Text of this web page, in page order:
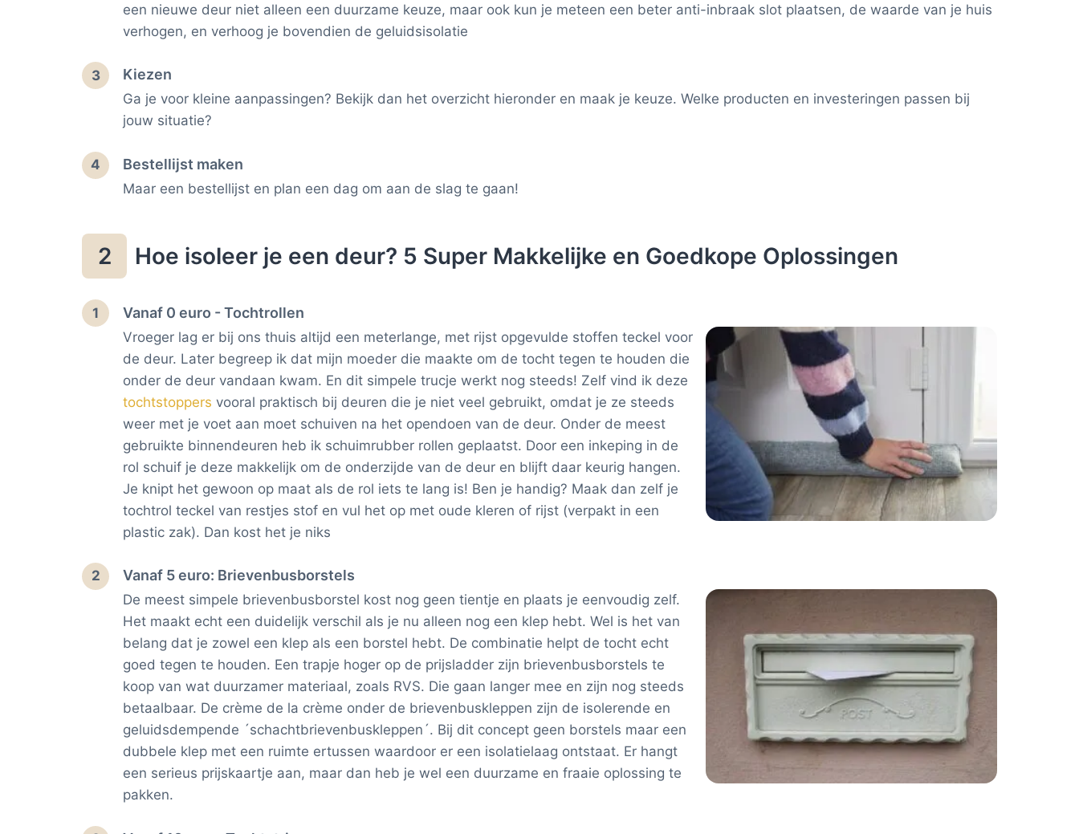
een nieuwe deur niet alleen een duurzame keuze, maar ook kun je meteen een beter anti-inbraak slot plaatsen, de waarde van je huis
verhogen, en verhoog je bovendien de geluidsisolatie
3 Kiezen
Ga je voor kleine aanpassingen? Bekijk dan het overzicht hieronder en maak je keuze. Welke producten en investeringen passen bij
jouw situatie?
4 Bestellijst maken
Maar een bestellijst en plan een dag om aan de slag te gaan!
2 Hoe isoleer je een deur? 5 Super Makkelijke en Goedkope Oplossingen
1 Vanaf 0 euro - Tochtrollen
Vroeger lag er bij ons thuis altijd een meterlange, met rijst opgevulde stoffen teckel voor
de deur. Later begreep ik dat mijn moeder die maakte om de tocht tegen te houden die
onder de deur vandaan kwam. En dit simpele trucje werkt nog steeds! Zelf vind ik deze
tochtstoppers vooral praktisch bij deuren die je niet veel gebruikt, omdat je ze steeds
weer met je voet aan moet schuiven na het opendoen van de deur. Onder de meest
gebruikte binnendeuren heb ik schuimrubber rollen geplaatst. Door een inkeping in de
rol schuif je deze makkelijk om de onderzijde van de deur en blijft daar keurig hangen.
Je knipt het gewoon op maat als de rol iets te lang is! Ben je handig? Maak dan zelf je
tochtrol teckel van restjes stof en vul het op met oude kleren of rijst (verpakt in een
plastic zak). Dan kost het je niks
2 Vanaf 5 euro: Brievenbusborstels
De meest simpele brievenbusborstel kost nog geen tientje en plaats je eenvoudig zelf.
Het maakt echt een duidelijk verschil als je nu alleen nog een klep hebt. Wel is het van
belang dat je zowel een klep als een borstel hebt. De combinatie helpt de tocht echt
goed tegen te houden. Een trapje hoger op de prijsladder zijn brievenbusborstels te
koop van wat duurzamer materiaal, zoals RVS. Die gaan langer mee en zijn nog steeds
betaalbaar. De crème de la crème onder de brievenbuskleppen zijn de isolerende en
geluidsdempende ´schachtbrievenbuskleppen´. Bij dit concept geen borstels maar een
dubbele klep met een ruimte ertussen waardoor er een isolatielaag ontstaat. Er hangt
een serieus prijskaartje aan, maar dan heb je wel een duurzame en fraaie oplossing te
pakken.